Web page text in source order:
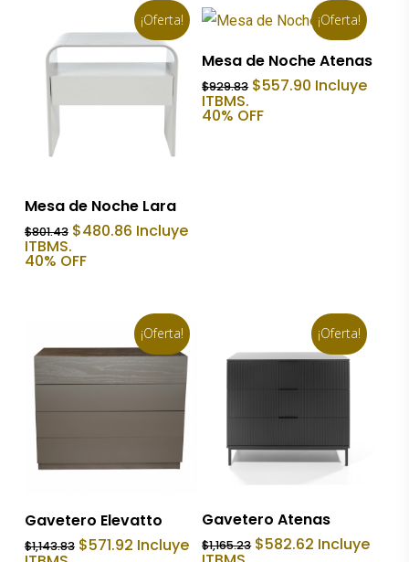
¡Oferta!
Añadir Al Carrito
Mesa de Noche Lara
$801.43 El
precio
original
$480.86El
precio
Incluye
ITBMS.
40% OFF
¡Oferta!
Añadir Al Carrito
Mesa de Noche Atenas
$929.83 El
original
$557.90 El
precio
Incluye
ITBMS.
40% OFF
¡Oferta!
Añadir Al Carrito
Gavetero Elevatto
$1,143.83 El
$571.92ElIncluye
¡Oferta!
Añadir Al Carrito
Gavetero Atenas
$1,165.23 El
$582.62 El
Incluye